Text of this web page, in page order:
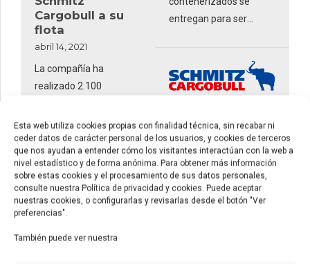
Esta web utiliza cookies propias con finalidad técnica, sin recabar ni
ceder datos de carácter personal de los usuarios, y cookies de terceros
que nos ayudan a entender cómo los visitantes interactúan con la web a
nivel estadístico y de forma anónima. Para obtener más información
sobre estas cookies y el procesamiento de sus datos personales,
consulte nuestra Política de privacidad y cookies. Puede aceptar
nuestras cookies, o configurarlas y revisarlas desde el botón "Ver
preferencias".
También puede ver nuestra
entregan para ser
todas las opciones
innovadoras que pueda
combinado 1 MW de
potencia predecible, en
un contenedor estándar
de 20 pies, con niveles
ultra bajos de ruidos y
Cargobull a su
flota
abril 14, 2021
La compañía ha
realizado 2.100
intermodal en 2020 y
espera alcanzar los
4.400 viajes en 2021
noticias relacionadas
Calsina Carré
incorpora
furgones de
Schmitz
Cargobull
JSV refuerza su